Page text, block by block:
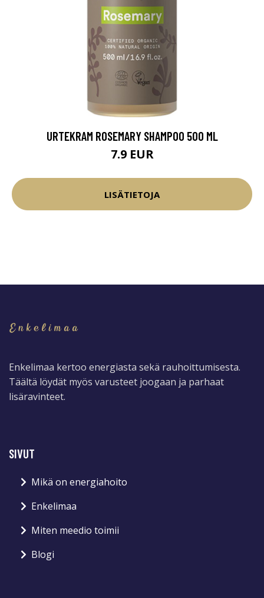
URTEKRAM ROSEMARY SHAMPOO 500 ML
7.9 EUR
LISÄTIETOJA
Enkelimaa kertoo energiasta sekä rauhoittumisesta.
Täältä löydät myös varusteet joogaan ja parhaat
lisäravinteet.
SIVUT
Mikä on energiahoito
Enkelimaa
Miten meedio toimii
Blogi